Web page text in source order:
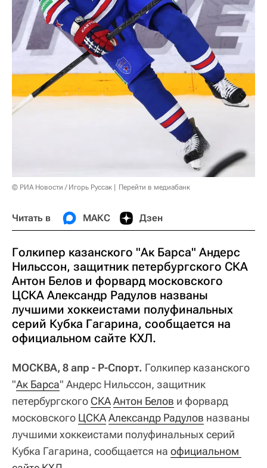
© РИА Новости / Игорь Руссак Перейти в медиабанк
Читать в МАКС Дзен
Голкипер казанского "Ак Барса" Андерс
Нильссон, защитник петербургского СКА
Антон Белов и форвард московского
ЦСКА Александр Радулов названы
лучшими хоккеистами полуфинальных
серий Кубка Гагарина, сообщается на
официальном сайте КХЛ.
МОСКВА, 8 апр - Р-Спорт. Голкипер казанского
"Ак Барса" Андерс Нильссон, защитник
петербургского СКААнтон Белов и форвард
московского ЦСКААлександр Радулов названы
лучшими хоккеистами полуфинальных серий
Кубка Гагарина, сообщается на официальном